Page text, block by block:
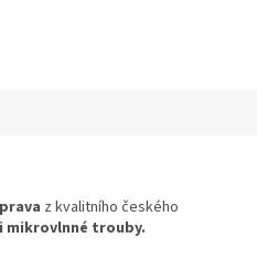
z kvalitního českého
mikrovlnné trouby.